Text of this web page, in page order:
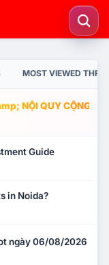
MOST VIEWED
NỘI QUY CỘNG
Guide
in Noida?
ngày 06/08/2026